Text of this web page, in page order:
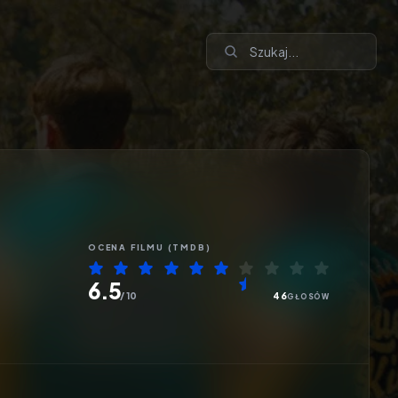
OCENA FILMU (TMDB)
6.5/ 10 46GŁOSÓW